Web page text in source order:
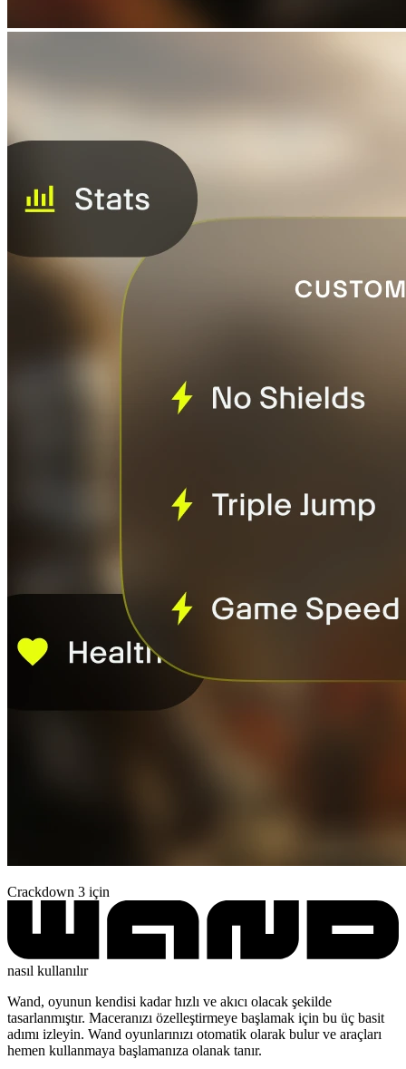
Crackdown 3 için
nasıl kullanılır
Wand, oyunun kendisi kadar hızlı ve akıcı olacak şekilde
tasarlanmıştır. Maceranızı özelleştirmeye başlamak için bu üç basit
adımı izleyin. Wand oyunlarınızı otomatik olarak bulur ve araçları
hemen kullanmaya başlamanıza olanak tanır.